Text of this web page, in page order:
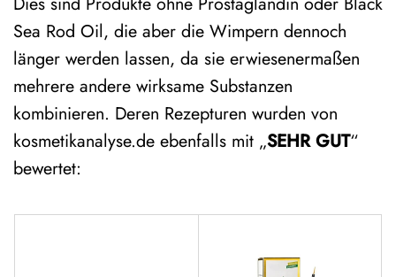
Sea Rod Oil, die aber die Wimpern dennoch
länger werden lassen, da sie erwiesenermaßen
mehrere andere wirksame Substanzen
kombinieren. Deren Rezepturen wurden von
kosmetikanalyse.de ebenfalls mit „SEHR GUT“
bewertet: